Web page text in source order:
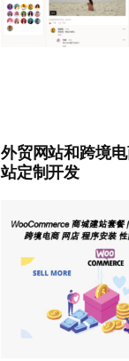
外贸网站和跨境
站定制开发